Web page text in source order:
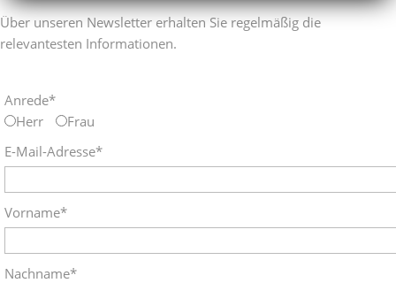
Über unseren Newsletter erhalten Sie regelmäßig die
relevantesten Informationen.
Anrede*
Herr
Frau
E-Mail-Adresse*
Vorname*
Nachname*